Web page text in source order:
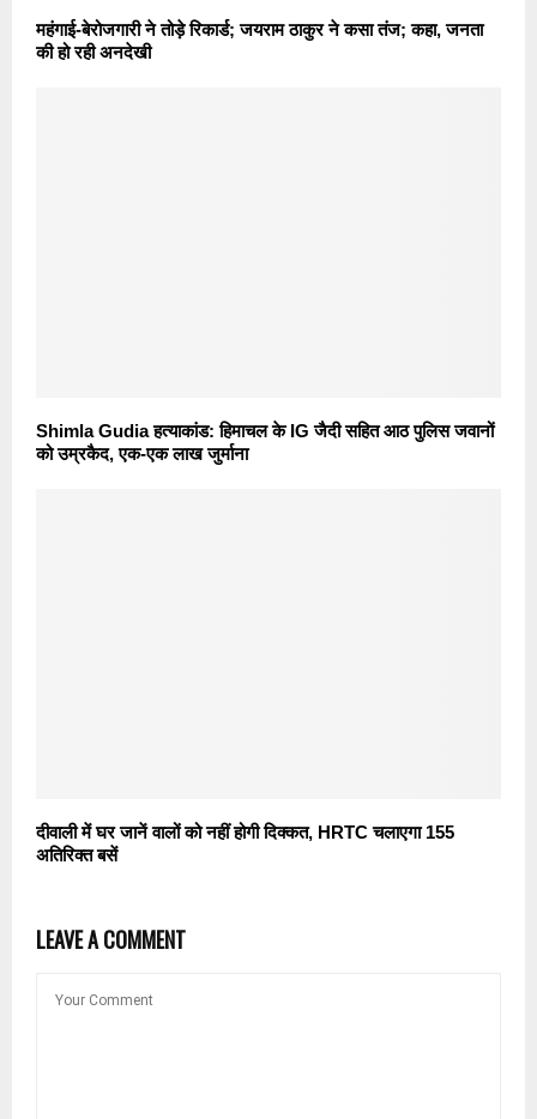
महंगाई-बेरोजगारी ने तोड़े रिकार्ड; जयराम ठाकुर ने कसा तंज; कहा, जनता
की हो रही अनदेखी
Shimla Gudia हत्याकांड: हिमाचल के IG जैदी सहित आठ पुलिस जवानों
को उम्रकैद, एक-एक लाख जुर्माना
दीवाली में घर जानें वालों को नहीं होगी दिक्कत, HRTC चलाएगा 155
अतिरिक्त बसें
LEAVE A COMMENT